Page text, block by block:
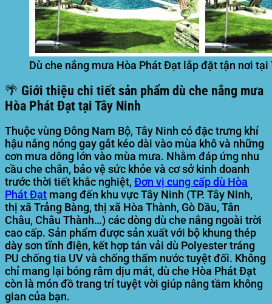
Dù che nắng mưa Hòa Phát Đạt lắp đặt tận nơi tại
🌴 Giới thiệu chi tiết sản phẩm dù che nắng mưa
Hòa Phát Đạt tại Tây Ninh
Thuộc vùng Đông Nam Bộ, Tây Ninh có đặc trưng khí
hậu nắng nóng gay gắt kéo dài vào mùa khô và những
cơn mưa dông lớn vào mùa mưa. Nhằm đáp ứng nhu
cầu che chắn, bảo vệ sức khỏe và cơ sở kinh doanh
trước thời tiết khắc nghiệt, Đơn vị cung cấp dù Hòa
Phát Đạt mang đến khu vực Tây Ninh (TP. Tây Ninh,
thị xã Trảng Bàng, thị xã Hòa Thành, Gò Dầu, Tân
Châu, Châu Thành…) các dòng dù che nắng ngoài trời
cao cấp. Sản phẩm được sản xuất với bộ khung thép
dày sơn tĩnh điện, kết hợp tán vải dù Polyester tráng
PU chống tia UV và chống thấm nước tuyệt đối. Không
chỉ mang lại bóng râm dịu mát, dù che Hòa Phát Đạt
còn là món đồ trang trí tuyệt vời giúp nâng tầm không
gian của bạn.